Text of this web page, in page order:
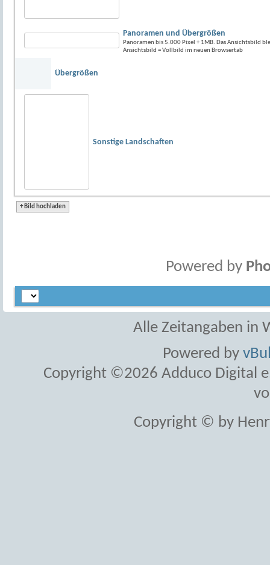
Panoramen und Übergrößen
Panoramen bis 5.000 Pixel + 1MB. Das Ansichtsbild
Ansichtsbild = Vollbild im neuen Browsertab
Übergrößen
Sonstige Landschaften
+Bild hochladen
Powered by
Alle Zeitangaben in
Powered by
Copyright ©2026 Adduco Digital
Copyright © by